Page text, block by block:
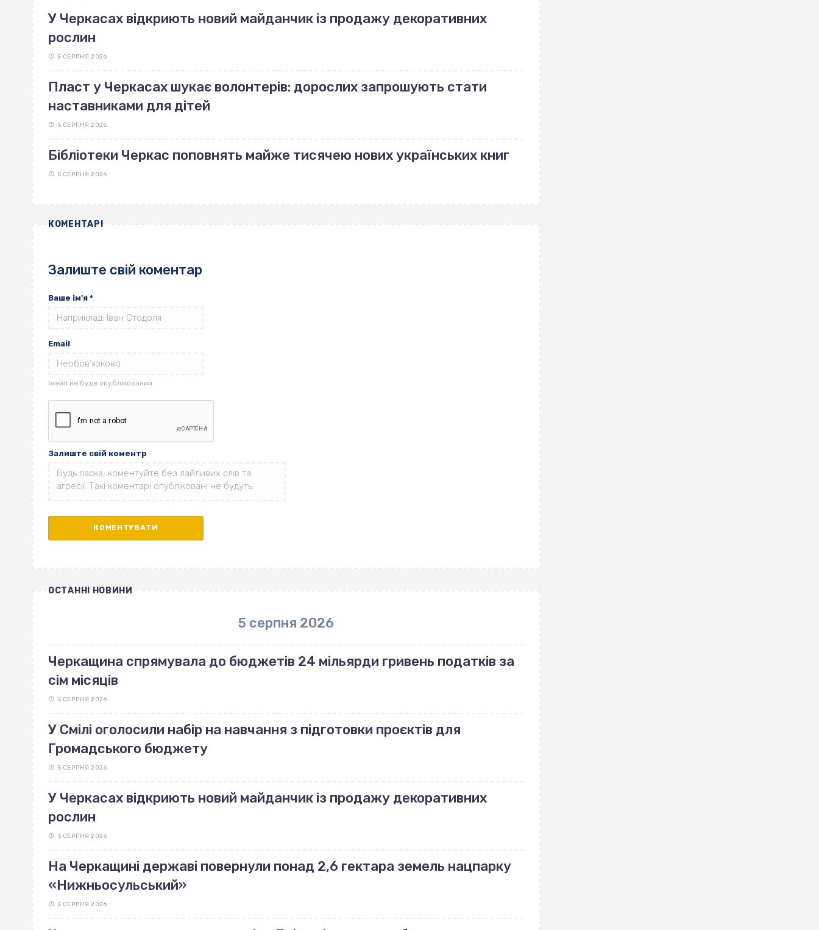
У Черкасах відкриють новий майданчик із продажу декоративних
рослин
5 СЕРПНЯ 2026
Пласт у Черкасах шукає волонтерів: дорослих запрошують стати
наставниками для дітей
5 СЕРПНЯ 2026
Бібліотеки Черкас поповнять майже тисячею нових українських книг
5 СЕРПНЯ 2026
КОМЕНТАРІ
Залиште свій коментар
Ваше ім'я *
Email
Залиште свій коментр
ОСТАННІ НОВИНИ
5 серпня 2026
Черкащина спрямувала до бюджетів 24 мільярди гривень податків за
сім місяців
5 СЕРПНЯ 2026
У Смілі оголосили набір на навчання з підготовки проєктів для
Громадського бюджету
5 СЕРПНЯ 2026
У Черкасах відкриють новий майданчик із продажу декоративних
рослин
5 СЕРПНЯ 2026
На Черкащині державі повернули понад 2,6 гектара земель нацпарку
«Нижньосульський»
5 СЕРПНЯ 2026